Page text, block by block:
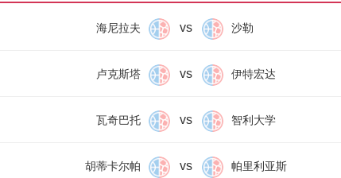
海尼拉夫 vs 沙勒
卢克斯塔 vs 伊特宏达
瓦奇巴托 vs 智利大学
胡蒂卡尔帕 vs 帕里利亚斯